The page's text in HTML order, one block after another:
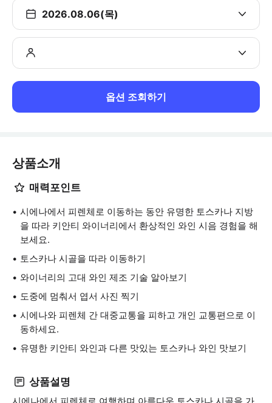
2026.08.06(목)
옵션 조회하기
상품소개
매력포인트
시에나에서 피렌체로 이동하는 동안 유명한 토스카나 지방
을 따라 키안티 와이너리에서 환상적인 와인 시음 경험을 해
보세요.
토스카나 시골을 따라 이동하기
와이너리의 고대 와인 제조 기술 알아보기
도중에 멈춰서 엽서 사진 찍기
시에나와 피렌체 간 대중교통을 피하고 개인 교통편으로 이
동하세요.
유명한 키안티 와인과 다른 맛있는 토스카나 와인 맛보기
상품설명